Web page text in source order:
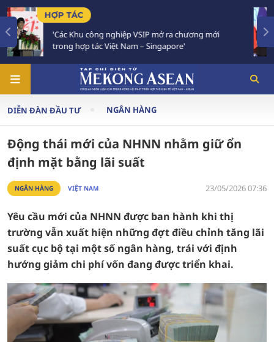
mới
Việt Nam - Thái Lan nhất trí triển khai
Chiến lược 'Ba kết nối'
DIỄN ĐÀN ĐẦU TƯ NGÂN HÀNG
Động thái mới của NHNN nhằm giữ ổn
định mặt bằng lãi suất
NGÂN HÀNG VIỆT NAM 23/05/2026 07:36
Yêu cầu mới của NHNN được ban hành khi thị
trường vẫn xuất hiện những đợt điều chỉnh tăng lãi
suất cục bộ tại một số ngân hàng, trái với định
hướng giảm chi phí vốn đang được triển khai.